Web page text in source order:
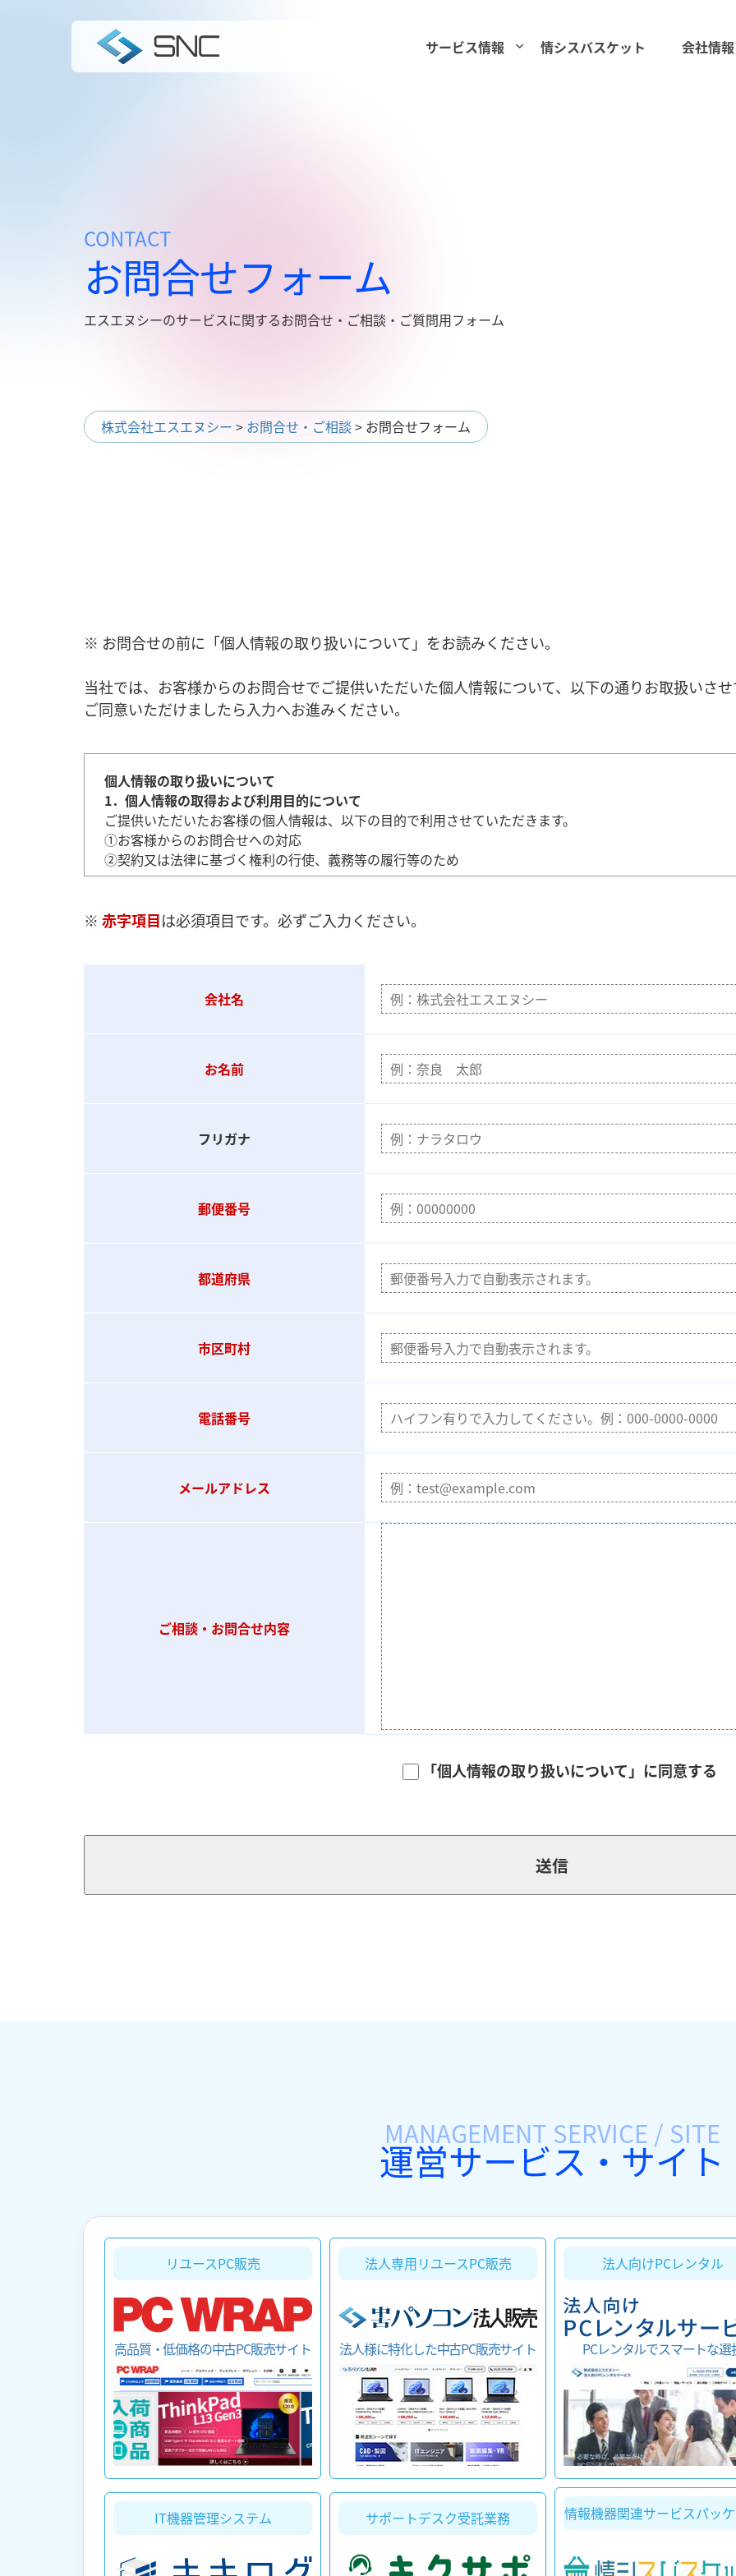
サービス情報 情シスバスケット 会社情報
CONTACT
お問合せフォーム
エスエヌシーのサービスに関するお問合せ・ご相談・ご質問用フォーム
株式会社エスエヌシー > お問合せ・ご相談 > お問合せフォーム
※ お問合せの前に「個人情報の取り扱いについて」をお読みください。
当社では、お客様からのお問合せでご提供いただいた個人情報について、以下の通りお取扱いさせ
ご同意いただけましたら入力へお進みください。
個人情報の取り扱いについて
1．個人情報の取得および利用目的について
ご提供いただいたお客様の個人情報は、以下の目的で利用させていただきます。
①お客様からのお問合せへの対応
②契約又は法律に基づく権利の行使、義務等の履行等のため
2．個人情報の第三者提供について
③人の生命、身体または財産の保護のために必要がある場合であって、ご本人の同意を得ることが困難な場合
を得ることによって当該事務の遂行に支障を及ぼすおそれがある場合
3．個人情報を提供することの任意性、及び提供いただけない場合に生じる結果について
お問い合わせ入力画面を通じて、お客様が個人情報を当社に提供いただくことは任意ですが、必要な個人
いただいた内容に対するご回答・ご対応ができない場合があります。
個人情報の利用目的の通知、開示、内容の訂正、追加又は削除、利用の停止、消去及び第三者への提供の
問合せ窓口は以下の通りです。
【個人情報保護に関するお問合せ窓口】
電話番号：06-6271-0055
〒542-0081 大阪市中央区南船場１－１８－１７ 商工中金船場ビル
株式会社エスエヌシー
※ 赤字項目は必須項目です。必ずご入力ください。
会社名
お名前
フリガナ
郵便番号
都道府県
市区町村
電話番号
メールアドレス
ご相談・お問合せ内容
「個人情報の取り扱いについて」に同意する
MANAGEMENT SERVICE / SITE
運営サービス・サイト
リユースPC販売
高品質・低価格の中古PC販売サイト
法人専用リユースPC販売
法人様に特化した中古PC販売サイト
法人向けPCレンタル
PCレンタルでスマートな選
IT機器管理システム サポートデスク受託業務 情報機器関連サービスパッ